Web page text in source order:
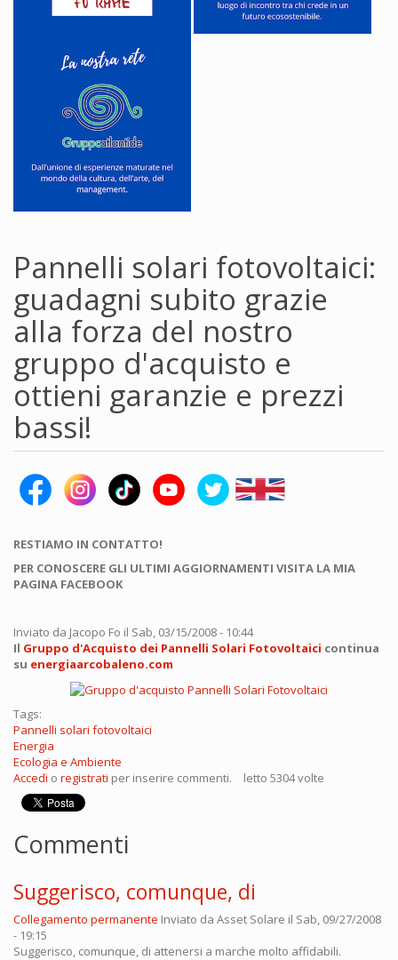
Pannelli solari fotovoltaici:
guadagni subito grazie
alla forza del nostro
gruppo d'acquisto e
ottieni garanzie e prezzi
bassi!
RESTIAMO IN CONTATTO!
PER CONOSCERE GLI ULTIMI AGGIORNAMENTI VISITA LA MIA
PAGINA FACEBOOK
Inviato da Jacopo Fo il Sab, 03/15/2008 - 10:44
Il Gruppo d'Acquisto dei Pannelli Solari Fotovoltaici continua
su energiaarcobaleno.com
Tags:
Pannelli solari fotovoltaici
Energia
Ecologia e Ambiente
Accedi o registrati per inserire commenti. letto 5304 volte
Commenti
Suggerisco, comunque, di
Collegamento permanente Inviato da Asset Solare il Sab, 09/27/2008
- 19:15
Suggerisco, comunque, di attenersi a marche molto affidabili.